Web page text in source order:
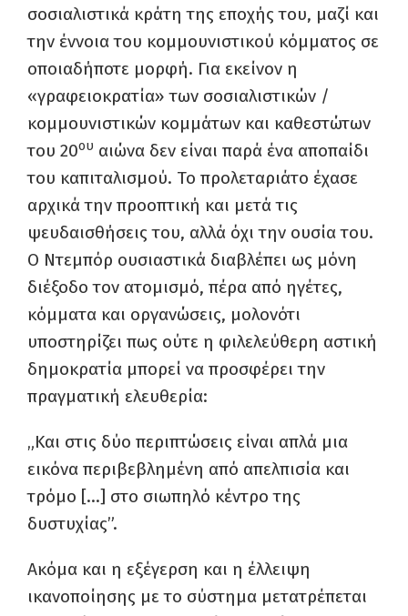
σοσιαλιστικά κράτη της εποχής του, μαζί και
την έννοια του κομμουνιστικού κόμματος σε
οποιαδήποτε μορφή. Για εκείνον η
«γραφειοκρατία» των σοσιαλιστικών /
κομμουνιστικών κομμάτων και καθεστώτων
του 20ου αιώνα δεν είναι παρά ένα αποπαίδι
του καπιταλισμού. Το προλεταριάτο έχασε
αρχικά την προοπτική και μετά τις
ψευδαισθήσεις του, αλλά όχι την ουσία του.
Ο Ντεμπόρ ουσιαστικά διαβλέπει ως μόνη
διέξοδο τον ατομισμό, πέρα από ηγέτες,
κόμματα και οργανώσεις, μολονότι
υποστηρίζει πως ούτε η φιλελεύθερη αστική
δημοκρατία μπορεί να προσφέρει την
πραγματική ελευθερία:
„Και στις δύο περιπτώσεις είναι απλά μια
εικόνα περιβεβλημένη από απελπισία και
τρόμο […] στο σιωπηλό κέντρο της
δυστυχίας”.
Ακόμα και η εξέγερση και η έλλειψη
ικανοποίησης με το σύστημα μετατρέπεται